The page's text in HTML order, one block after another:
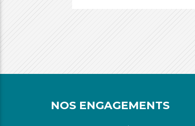
NOS ENGAGEMENTS